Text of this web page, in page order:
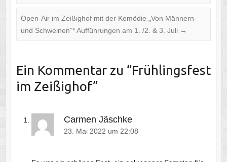
Open-Air im Zeißighof mit der Komödie „Von Männern
und Schweinen”* Aufführungen am 1. /2. & 3. Juli →
Ein Kommentar zu “Frühlingsfest
im Zeißighof”
Carmen Jäschke
23. Mai 2022 um 22:08